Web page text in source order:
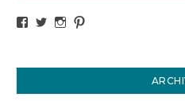
Voir le profil de titval35
Voir le profil de
Voir le profil de